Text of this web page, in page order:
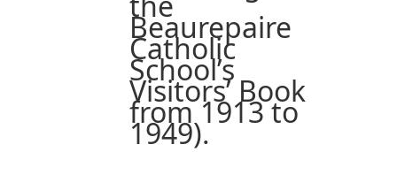
Beaurepaire
Catholic
School’s
Visitors’ Book
from 1913 to
1949).